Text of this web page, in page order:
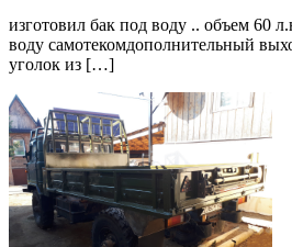
изготовил бак под воду .. объем 60
воду самотекомдополнительный
уголок из […]